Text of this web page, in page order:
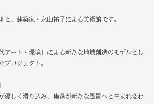
と、建築家・永山祐子による美術館です。
アート・環境」による新たな地域創造のモデルとし
プロジェクト。
優しく滑り込み、集落が新たな風景へと生まれ変わ